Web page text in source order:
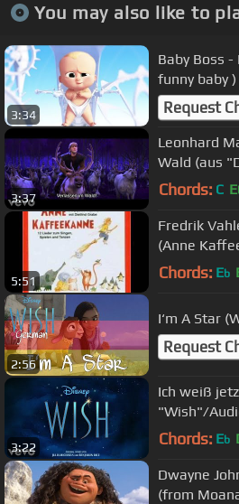
You may also like to
3:34
Baby Boss -
funny baby
Request
3:37
Leonhard
Wald (aus
Chords: C E
5:51
Fredrik
(Anne
Chords: Eb
2:56
I‘m A Star
Request
3:22
Ich weiß
"Wish"/
Chords: Eb
Dwayne
(from